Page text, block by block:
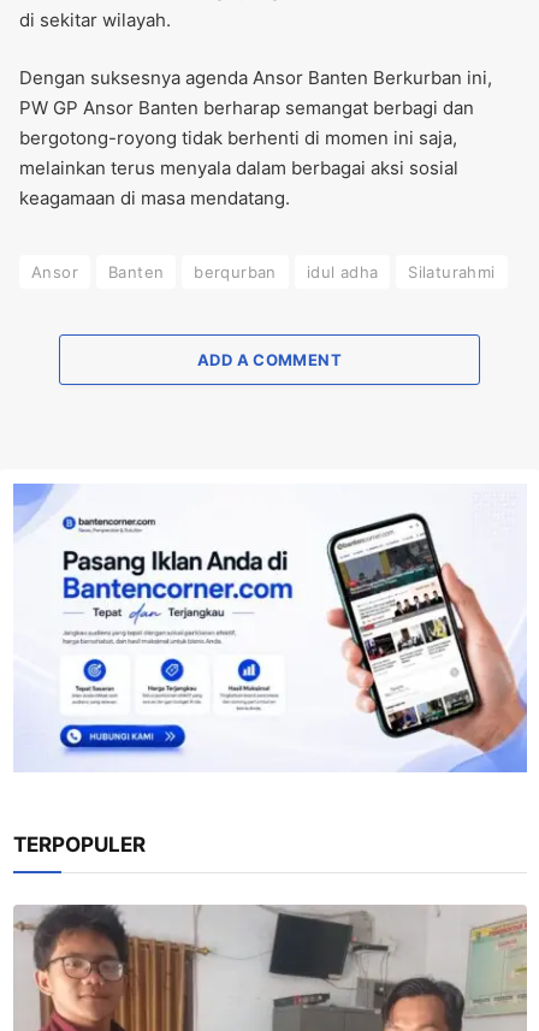
di sekitar wilayah.
Dengan suksesnya agenda Ansor Banten Berkurban ini,
PW GP Ansor Banten berharap semangat berbagi dan
bergotong-royong tidak berhenti di momen ini saja,
melainkan terus menyala dalam berbagai aksi sosial
keagamaan di masa mendatang.
Ansor Banten berqurban idul adha Silaturahmi
ADD A COMMENT
TERPOPULER